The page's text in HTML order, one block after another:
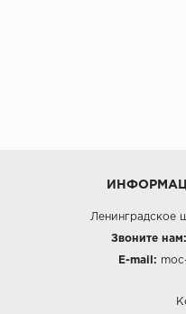
Ленинградское
Звоните нам:
E-mail: